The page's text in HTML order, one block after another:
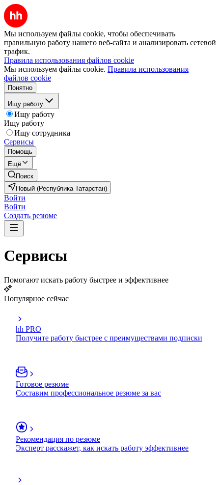
Мы используем файлы cookie, чтобы обеспечивать
правильную работу нашего веб-сайта и анализировать сетевой
трафик.
Правила использования файлов cookie
Мы используем файлы cookie. Правила использования
файлов cookie
Понятно
Ищу работу
Ищу работу
Ищу работу
Ищу сотрудника
Сервисы
Помощь
Ещё
Поиск
Новый (Республика Татарстан)
Войти
Войти
Создать резюме
Сервисы
Помогают искать работу быстрее и эффективнее
Популярное сейчас
hh PRO
Получите работу быстрее с преимуществами подписки
Готовое резюме
Составим профессиональное резюме за вас
Рекомендация по резюме
Эксперт расскажет, как искать работу эффективнее